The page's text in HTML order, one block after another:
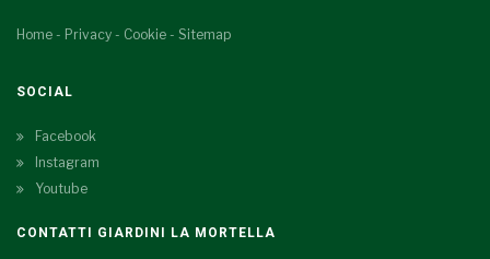
Home - Privacy - Cookie - Sitemap
SOCIAL
Facebook
Instagram
Youtube
CONTATTI GIARDINI LA MORTELLA